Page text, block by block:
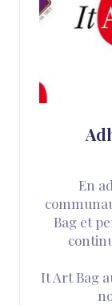
En
Bag et
It Art Bag